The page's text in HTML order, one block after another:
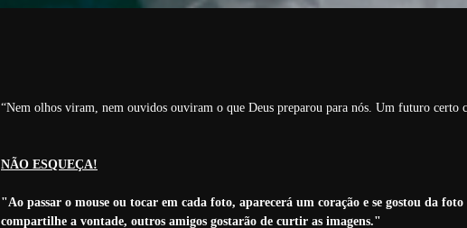
“Nem olhos viram, nem ouvidos ouviram o que Deus preparou para nós. Um futuro certo
NÃO ESQUEÇA!
"Ao passar o mouse ou tocar em cada foto, aparecerá um coração e se gostou da
compartilhe a vontade, outros amigos gostarão de curtir as imagens."